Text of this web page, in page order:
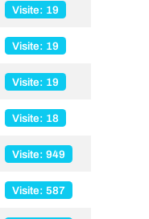
Visite: 19
Visite: 19
Visite: 19
Visite: 18
Visite: 949
Visite: 587